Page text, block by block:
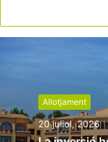
Allotjament
20 juliol, 2026